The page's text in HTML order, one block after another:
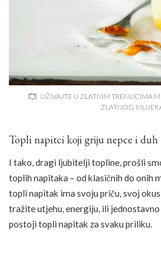
UŽIVAJTE U ZLATNIM TRENUCIMA
ZLATNOG
Topli napitci koji griju nepce i duh
I tako, dragi ljubitelji topline, prošli
toplih napitaka – od klasičnih do onih
topli napitak ima svoju priču, svoj
tražite utjehu, energiju, ili jednostavno
postoji topli napitak za svaku priliku.